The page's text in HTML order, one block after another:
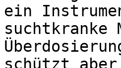
ein
suchtkranke
schützt